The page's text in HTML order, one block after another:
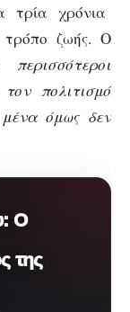
τρία χρόνια
τρόπο ζωής. Ο
περισσότεροι
πολιτισμό
όμως δεν
Ο
της